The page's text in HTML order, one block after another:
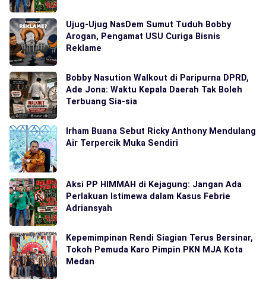
Ujug-Ujug NasDem Sumut Tuduh Bobby
Arogan, Pengamat USU Curiga Bisnis
Reklame
Bobby Nasution Walkout di Paripurna DPRD,
Ade Jona: Waktu Kepala Daerah Tak Boleh
Terbuang Sia-sia
Irham Buana Sebut Ricky Anthony Mendulang
Air Terpercik Muka Sendiri
Aksi PP HIMMAH di Kejagung: Jangan Ada
Perlakuan Istimewa dalam Kasus Febrie
Adriansyah
Kepemimpinan Rendi Siagian Terus Bersinar,
Tokoh Pemuda Karo Pimpin PKN MJA Kota
Medan